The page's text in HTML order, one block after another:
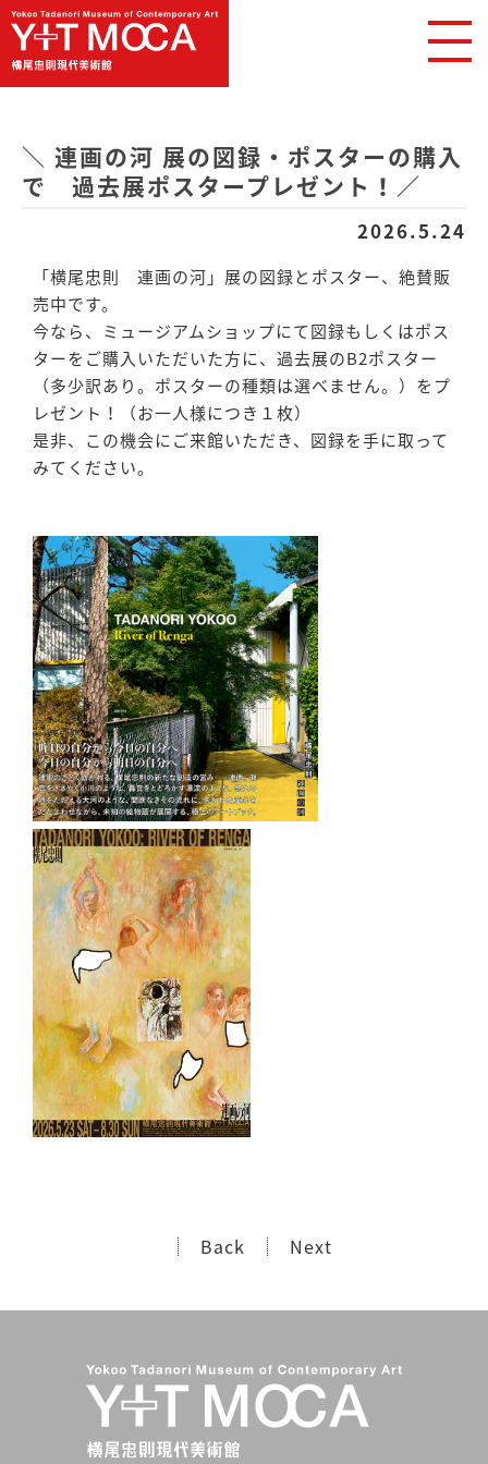
＼ 連画の河 展の図録・ポスターの購入
で 過去展ポスタープレゼント！／
2026.5.24
「横尾忠則 連画の河」展の図録とポスター、絶賛販
売中です。
今なら、ミュージアムショップにて図録もしくはポス
ターをご購入いただいた方に、過去展のB2ポスター
（多少訳あり。ポスターの種類は選べません。）をプ
レゼント！（お一人様につき１枚）
是非、この機会にご来館いただき、図録を手に取って
みてください。
Back Next